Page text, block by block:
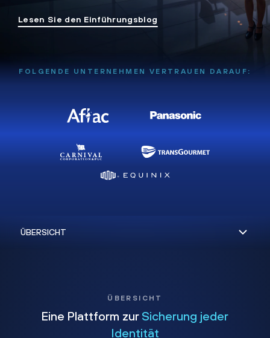
Lesen Sie den Einführungsblog
FOLGENDE UNTERNEHMEN VERTRAUEN DARAUF:
ÜBERSICHT
Eine Plattform zur Sicherung jeder
Identität